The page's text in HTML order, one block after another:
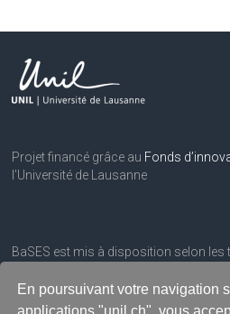
En poursuivant votre navigation
applications "unil.ch", vous
Projet financé grâce au Fonds
l’Université de Lausanne
BaSES est mis à disposition selon les
– Pas
dans les mêmes conditions 3.0